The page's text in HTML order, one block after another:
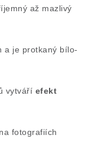
až mazlivý
a je protkaný bílo-
vytváří efekt
fotografiích